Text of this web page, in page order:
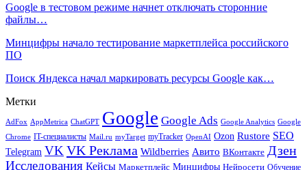
Google в тестовом режиме начнет отключать сторонние
файлы…
Минцифры начало тестирование маркетплейса российского
ПО
Поиск Яндекса начал маркировать ресурсы Google как…
Метки
AdFox AppMetrica ChatGPT Google Google Ads Google Analytics Google
Chrome IT-специалисты Mail.ru myTarget myTracker OpenAI Ozon Rustore SEO
Telegram VK VK Реклама Wildberries Авито ВКонтакте Дзен
Исследования Кейсы Маркетплейс Минцифры Нейросети Обучение